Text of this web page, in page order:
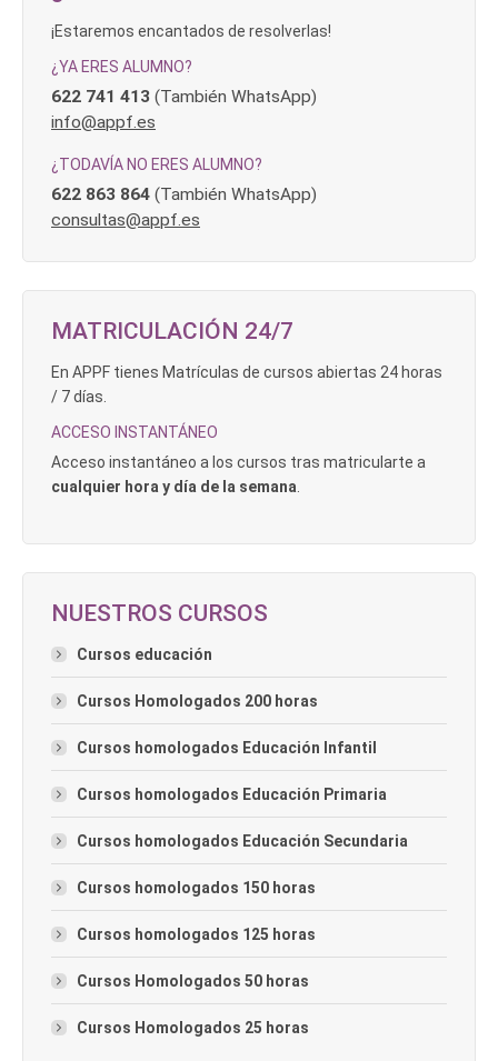
¡Estaremos encantados de resolverlas!
¿YA ERES ALUMNO?
622 741 413 (También WhatsApp)
info@appf.es
¿TODAVÍA NO ERES ALUMNO?
622 863 864 (También WhatsApp)
consultas@appf.es
MATRICULACIÓN 24/7
En APPF tienes Matrículas de cursos abiertas 24 horas
/ 7 días.
ACCESO INSTANTÁNEO
Acceso instantáneo a los cursos tras matricularte a
cualquier hora y día de la semana
NUESTROS CURSOS
Cursos educación
Cursos Homologados 200 horas
Cursos homologados Educación Infantil
Cursos homologados Educación Primaria
Cursos homologados Educación Secundaria
Cursos homologados 150 horas
Cursos homologados 125 horas
Cursos Homologados 50 horas
Cursos Homologados 25 horas